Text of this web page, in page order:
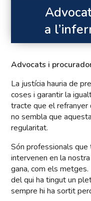
a
Advocats i
La justícia hauria de
coses i garantir la
tracte que el refranyer
no sembla que
regularitat.
Són professionals
intervenen en la
gana, com els metges.
del qui ha tingut un
sempre hi ha sortit